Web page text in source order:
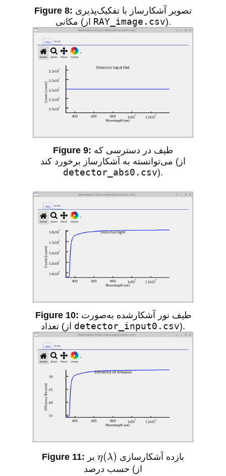
تصویر آشکارساز با تفکیک‌پذیری
RAY_image.csv).
طیف در دسترسی که
می‌توانسته به آشکارساز برخورد کند (از
detector_abs0.csv).
طیف نور آشکارشده به‌صورت
detector_input0.csv).
بازده آشکارسازی η(λ)
بر
حسب درصد (از